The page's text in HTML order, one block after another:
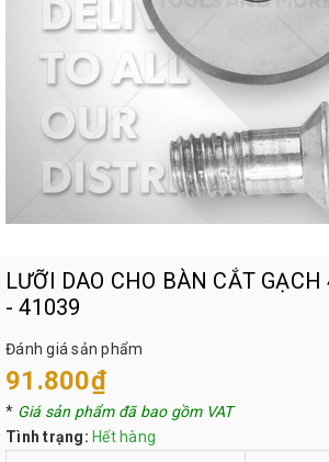
LƯỠI DAO CHO BÀN CẮT
- 41039
Đánh giá sản phẩm
91.800₫
* Giá sản phẩm đã bao gồm VAT
Tình trạng: Hết hàng